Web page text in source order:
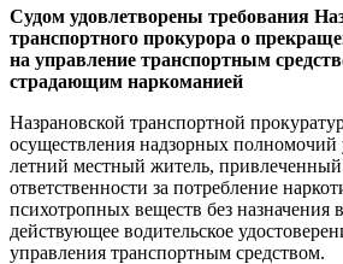
Судом удовлетворены требования
транспортного прокурора о
на управление транспортным
страдающим наркоманией
Назрановской транспортной
осуществления надзорных полномочий
летний местный житель,
ответственности за потребление
психотропных веществ без назначения
действующее водительское
управления транспортным средством.